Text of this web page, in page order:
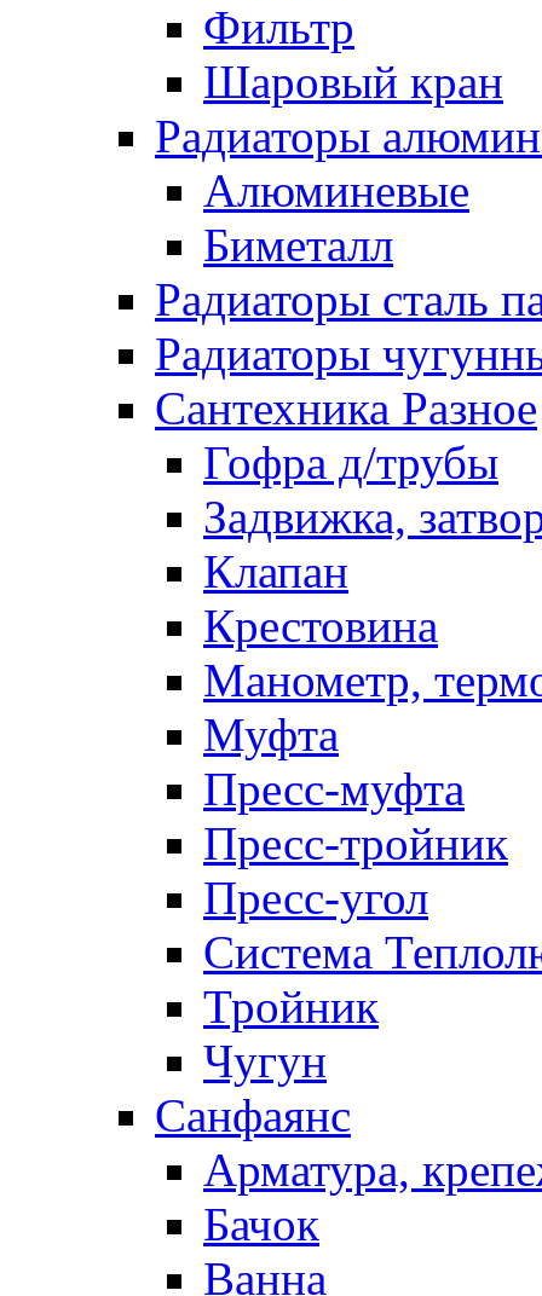
Фильтр
Шаровый кран
Радиаторы
Алюминевые
Биметалл
Радиаторы сталь
Радиаторы
Сантехника Разное
Гофра д/трубы
Задвижка,
Клапан
Крестовина
Манометр,
Муфта
Пресс-муфта
Пресс-тройник
Пресс-угол
Система
Тройник
Чугун
Санфаянс
Арматура,
Бачок
Ванна